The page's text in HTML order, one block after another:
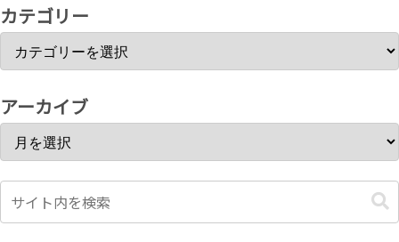
カテゴリー
アーカイブ